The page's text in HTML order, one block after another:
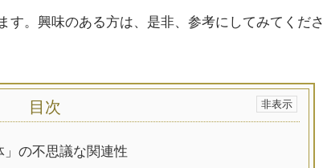
す。興味のある方は、是非、参考にしてみてくださ
目次
」の不思議な関連性